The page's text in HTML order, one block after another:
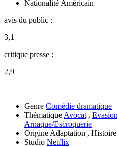
Nationalité Américain
avis du public :
3,1
critique presse :
2,9
Genre Comédie dramatique
Thématique Avocat ,
Arnaque/Escroquerie
Origine Adaptation ,
Studio Netflix